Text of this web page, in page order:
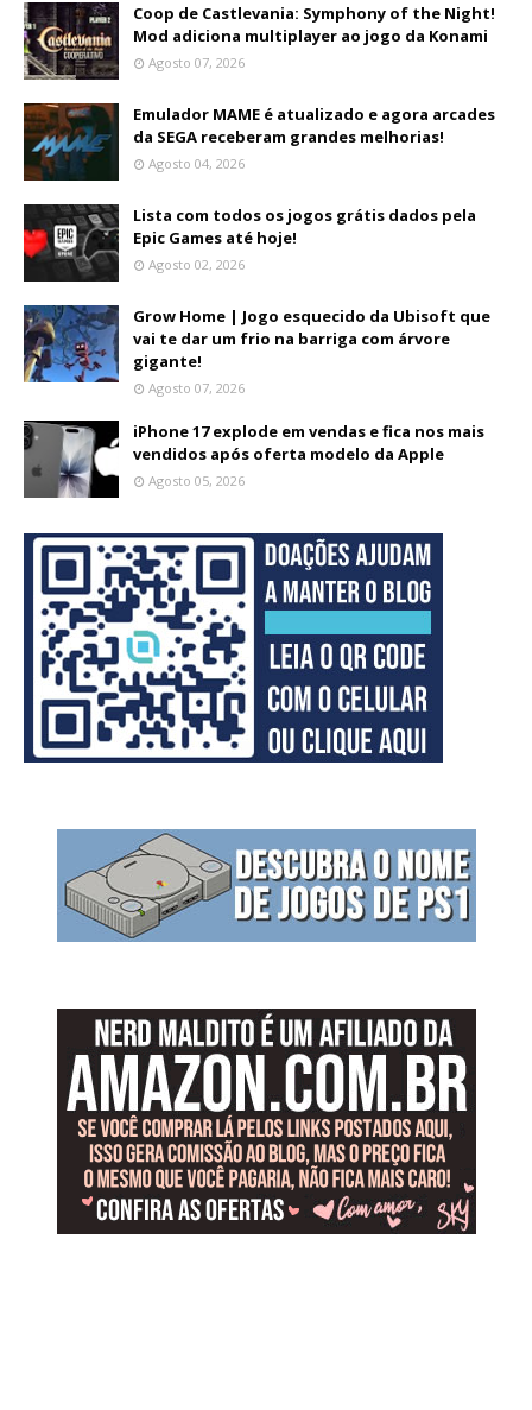
Coop de Castlevania: Symphony of the Night!
Mod adiciona multiplayer ao jogo da Konami
Agosto 07, 2026
Emulador MAME é atualizado e agora arcades
da SEGA receberam grandes melhorias!
Agosto 04, 2026
Lista com todos os jogos grátis dados pela
Epic Games até hoje!
Agosto 02, 2026
Grow Home | Jogo esquecido da Ubisoft que
vai te dar um frio na barriga com árvore
gigante!
Agosto 07, 2026
iPhone 17 explode em vendas e fica nos mais
vendidos após oferta modelo da Apple
Agosto 05, 2026